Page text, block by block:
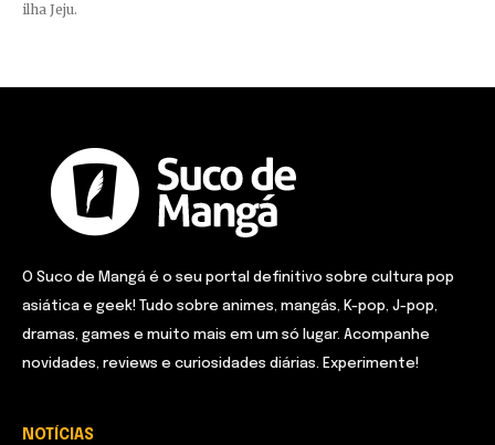
ilha Jeju.
O Suco de Mangá é o seu portal definitivo sobre cultura pop
asiática e geek! Tudo sobre animes, mangás, K-pop, J-pop,
dramas, games e muito mais em um só lugar. Acompanhe
novidades, reviews e curiosidades diárias. Experimente!
NOTÍCIAS